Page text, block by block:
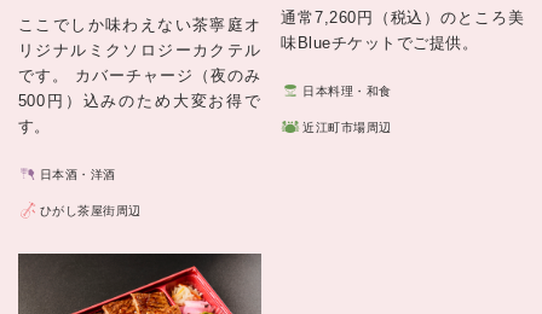
ここでしか味わえない茶寧庭オ
リジナルミクソロジーカクテル
です。 カバーチャージ（夜のみ
500円）込みのため大変お得で
す。
日本酒・洋酒
ひがし茶屋街周辺
通常7,260円（税込）のところ美
味Blueチケットでご提供。
日本料理・和食
近江町市場周辺